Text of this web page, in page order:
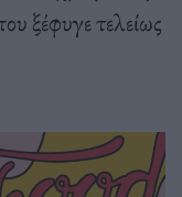
ξέφυγε τελείως